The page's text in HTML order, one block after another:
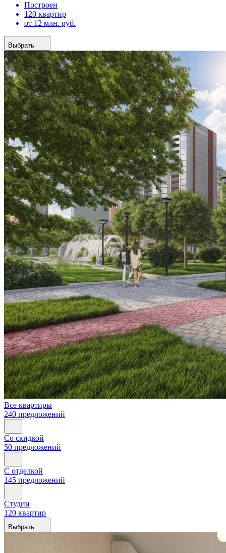
Построен
120 квартир
от 12 млн. руб.
Выбрать
Все квартиры
240 предложений
Со скидкой
50 предложений
С отделкой
145 предложений
Студии
120 квартир
Выбрать